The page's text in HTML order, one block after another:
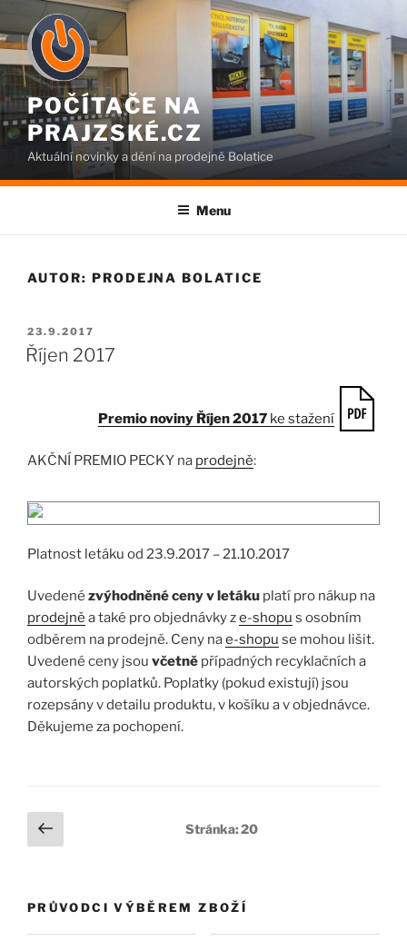
k
obsahu
webu
POČÍTAČE NA
PRAJZSKÉ.CZ
Aktuální novinky a dění na prodejně Bolatice
Menu
AUTOR: PRODEJNA BOLATICE
PUBLIKOVÁNO
23.9.2017
Říjen 2017
Premio noviny Říjen 2017 ke stažení
AKČNÍ PREMIO PECKY na prodejně:
Platnost letáku od 23.9.2017 – 21.10.2017
Uvedené zvýhodněné ceny v letáku platí pro nákup na
prodejně a také pro objednávky ze-shopu s osobním
odběrem na prodejně. Ceny nae-shopu se mohou lišit.
Uvedené ceny jsou včetně případných recyklačních a
autorských poplatků. Poplatky (pokud existují) jsou
rozepsány v detailu produktu, v košíku a v objednávce.
Děkujeme za pochopení.
Posts
pagination
Předchozí
stránka
Stránka:20
PRŮVODCI VÝBĚREM ZBOŽÍ